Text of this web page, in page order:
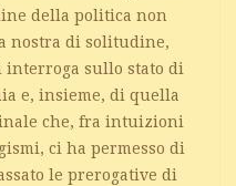
della politica non
nostra di solitudine,
interroga sullo stato di
e, insieme, di quella
che, fra intuizioni
ci ha permesso di
le prerogative di